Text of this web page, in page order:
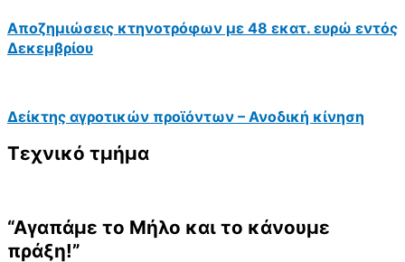
Αποζημιώσεις κτηνοτρόφων με 48 εκατ. ευρώ εντός
Δεκεμβρίου
Δείκτης αγροτικών προϊόντων – Ανοδική κίνηση
Τεχνικό τμήμα
“Αγαπάμε το Μήλο και το κάνουμε
πράξη!”